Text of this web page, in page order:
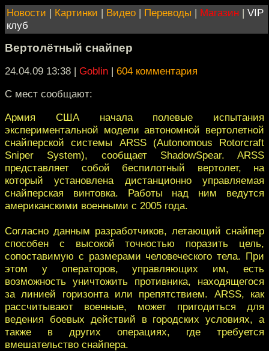
Новости | Картинки | Видео | Переводы | Магазин | VIP
клуб
Вертолётный снайпер
24.04.09 13:38 | Goblin | 604 комментария
С мест сообщают:
Армия США начала полевые испытания
экспериментальной модели автономной вертолетной
снайперской системы ARSS (Autonomous Rotorcraft
Sniper System), сообщает ShadowSpear. ARSS
представляет собой беспилотный вертолет, на
который установлена дистанционно управляемая
снайперская винтовка. Работы над ним ведутся
американскими военными с 2005 года.
Согласно данным разработчиков, летающий снайпер
способен с высокой точностью поразить цель,
сопоставимую с размерами человеческого тела. При
этом у операторов, управляющих им, есть
возможность уничтожить противника, находящегося
за линией горизонта или препятствием. ARSS, как
рассчитывают военные, может пригодиться для
ведения боевых действий в городских условиях, а
также в других операциях, где требуется
вмешательство снайпера.